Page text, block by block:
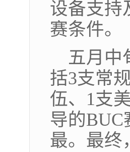
设备支持
赛条件。
五月中
括3支常
伍、1支
导的
最。最终